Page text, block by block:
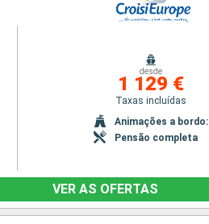
desde
1 129 €
Taxas incluídas
Animações a bordo:
Pensão completa
VER AS OFERTAS